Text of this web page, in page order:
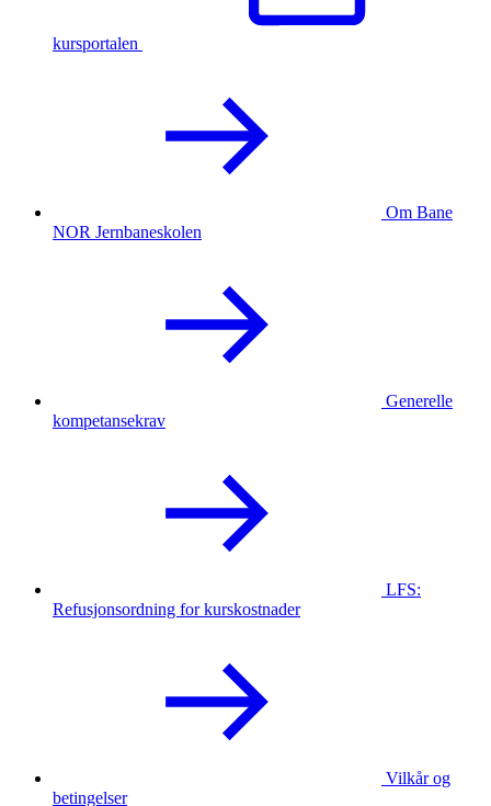
kursportalen
Om Bane
NOR Jernbaneskolen
Generelle
kompetansekrav
LFS:
Refusjonsordning for kurskostnader
Vilkår og
betingelser